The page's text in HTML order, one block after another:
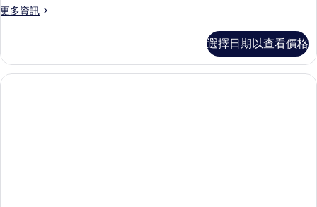
房
所
有
更多資訊
更
套
房
的
選擇日期以查看價格